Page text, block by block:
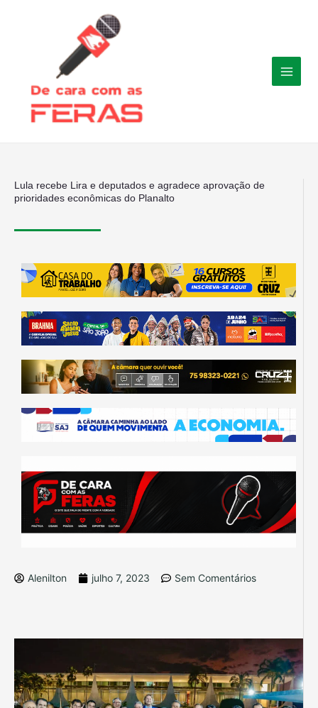
Lula recebe Lira e deputados e agradece aprovação de
prioridades econômicas do Planalto
Alenilton julho 7, 2023 Sem Comentários